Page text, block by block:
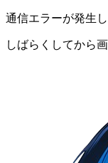
通信エラーが発生し
しばらくしてから